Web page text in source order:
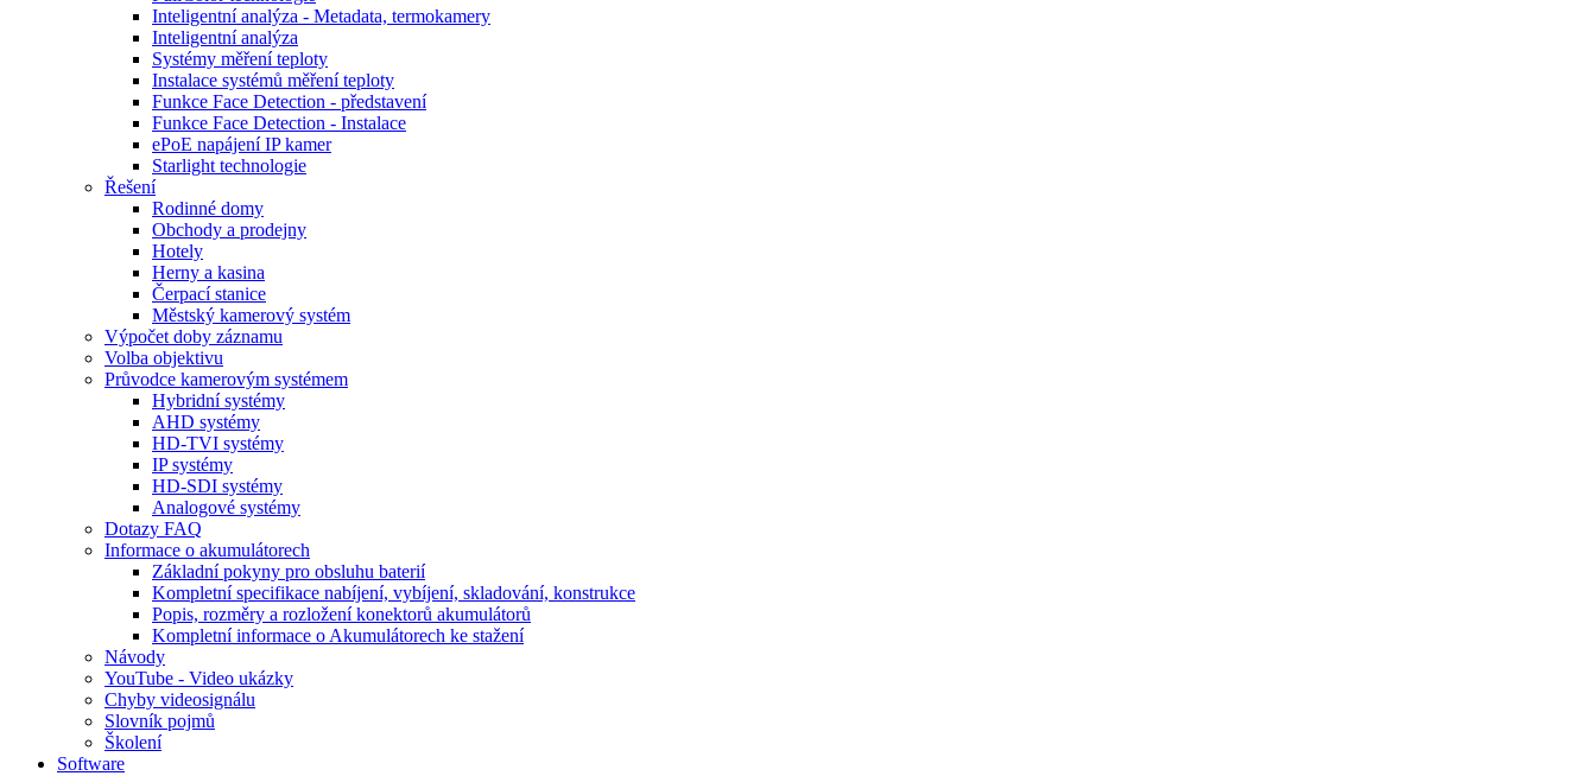
Inteligentní analýza - Metadata, termokamery
Inteligentní analýza
Systémy měření teploty
Instalace systémů měření teploty
Funkce Face Detection - představení
Funkce Face Detection - Instalace
ePoE napájení IP kamer
Starlight technologie
Řešení
Rodinné domy
Obchody a prodejny
Hotely
Herny a kasina
Čerpací stanice
Městský kamerový systém
Výpočet doby záznamu
Volba objektivu
Průvodce kamerovým systémem
Hybridní systémy
AHD systémy
HD-TVI systémy
IP systémy
HD-SDI systémy
Analogové systémy
Dotazy FAQ
Informace o akumulátorech
Základní pokyny pro obsluhu baterií
Kompletní specifikace nabíjení, vybíjení, skladování, konstrukce
Popis, rozměry a rozložení konektorů akumulátorů
Kompletní informace o Akumulátorech ke stažení
Návody
YouTube - Video ukázky
Chyby videosignálu
Slovník pojmů
Školení
Software